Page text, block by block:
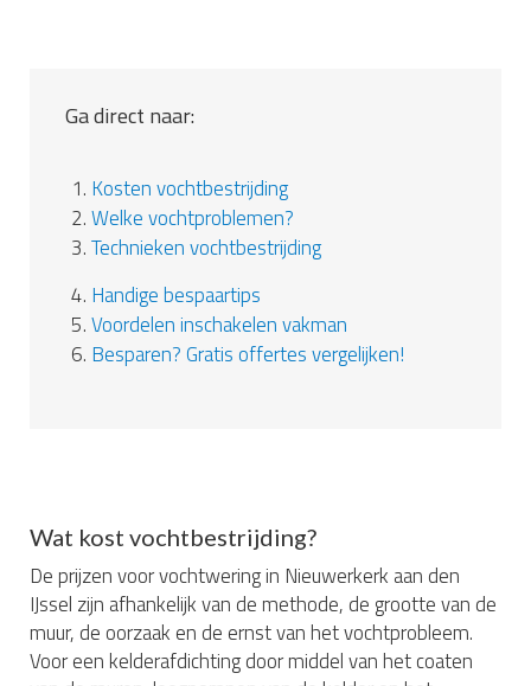
Ga direct naar:
1. Kosten vochtbestrijding
2.Welke vochtproblemen?
3.Technieken vochtbestrijding
4. Handige bespaartips
5.Voordelen inschakelen vakman
6. Besparen? Gratis offertes vergelijken!
Wat kost vochtbestrijding?
De prijzen voor vochtwering in Nieuwerkerk aan den
IJssel zijn afhankelijk van de methode, de grootte van de
muur, de oorzaak en de ernst van het vochtprobleem.
Voor een kelderafdichting door middel van het coaten